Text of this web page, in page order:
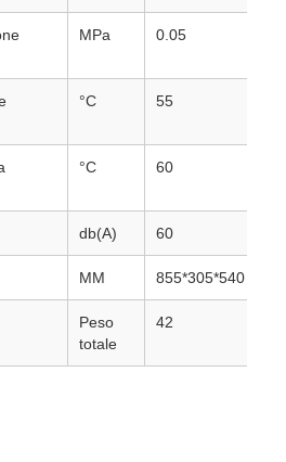
MPa 0.05
°C 55
°C 60
db(A) 60
MM 855*305*540
Peso
totale
42